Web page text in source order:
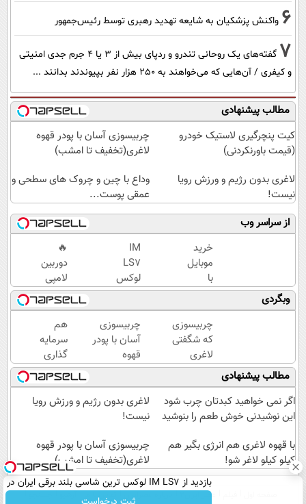
6 واکنش پزشکیان به شایعه تهدید رهبری توسط رئیس‌جمهور
7
گفته‌های یک روحانی تندرو و ردپای بیش از ۳ یا ۴ جرم جدی امنیتی
و کیفری / آن‌هایی که می‌خواهند به ۲۵۰ هزار نفر بپیوندند بدانند ...
مطالب پیشنهادی
کیت پنچرگیری لاستیک خودرو
(قیمت باورنکردنی)
چربیسوزی آسان با پودر قهوه
لاغری(تخفیف تا امشب)
لاغری بدون رژیم و ورزش رویا
نیست!
وداع با چین و چروک های سطحی و
عمقی پوست...
از سراسر وب
خرید
موبایل
با
اسنپ
پی | در
۴
قسط
بدون
سود و
کارمزد!
IM
LS7
لوکس
ترین
شاسی
بلند
برقی
ایران
🔥
دوربین
لامپی
چرخشی
360
درجه🔥
پرداخت
درب
منزل +
گارانتی
تعویض
وبگردی
چربیسوزی
که شگفتی
لاغری
آسان را
رقم زد!
چربیسوزی
آسان با پودر
قهوه
لاغری(تخفیف
تا امشب)
هم
سرمایه
گذاری
کن
هم
هدیه
نام کن
مطالب پیشنهادی
اگر نمی خواهید کبدتان چرب شود
این نوشیدنی خوش طعم را بنوشید
لاغری بدون رژیم و ورزش رویا
نیست!
با قهوه لاغری هم انرژی بگیر هم
کیلو کیلو لاغر شو!
چربیسوزی آسان با پودر قهوه
لاغری(تخفیف تا امشب)
بازدید از IM LS7 لوکس ترین شاسی بلند برقی ایران در
باشگاه انقلاب
عصر ایران۲ درباره عصرایران تماس با ما